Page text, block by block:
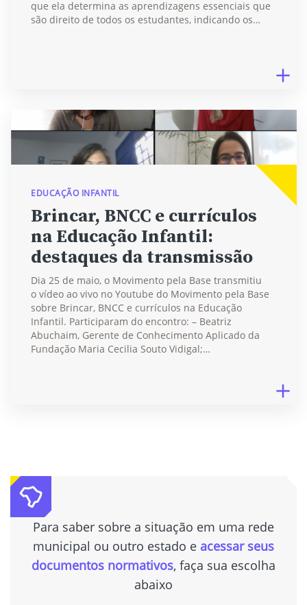
que ela determina as aprendizagens essenciais que
são direito de todos os estudantes, indicando os…
EDUCAÇÃO INFANTIL
Brincar, BNCC e currículos
na Educação Infantil:
destaques da transmissão
Dia 25 de maio, o Movimento pela Base transmitiu
o vídeo ao vivo no Youtube do Movimento pela Base
sobre Brincar, BNCC e currículos na Educação
Infantil. Participaram do encontro: – Beatriz
Abuchaim, Gerente de Conhecimento Aplicado da
Fundação Maria Cecilia Souto Vidigal;…
Para saber sobre a situação em uma rede
municipal ou outro estado e acessar seus
documentos normativos, faça sua escolha
abaixo